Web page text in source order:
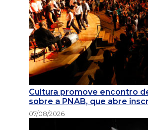
Cultura promove encontro
sobre a PNAB, que abre
07/08/2026